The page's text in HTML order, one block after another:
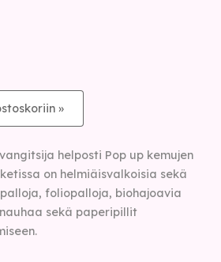
»
helposti Pop up kemujen
on helmiäisvalkoisia sekä
foliopalloja, biohajoavia
sekä paperipillit